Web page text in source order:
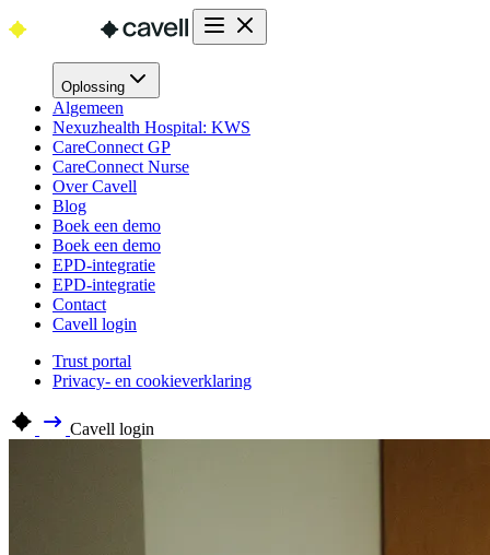
Oplossing
Algemeen
Nexuzhealth Hospital: KWS
CareConnect GP
CareConnect Nurse
Over Cavell
Blog
Boek een demo
Boek een demo
EPD-integratie
EPD-integratie
Contact
Cavell login
Trust portal
Privacy- en cookieverklaring
Cavell login